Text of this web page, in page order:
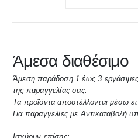
Άμεσα διαθέσιμο
Άμεση παράδοση 1 έως 3
της παραγγελίας σας.
Τα προϊόντα αποστέλλονται μέσω
Για παραγγελίες με Αντικαταβολή